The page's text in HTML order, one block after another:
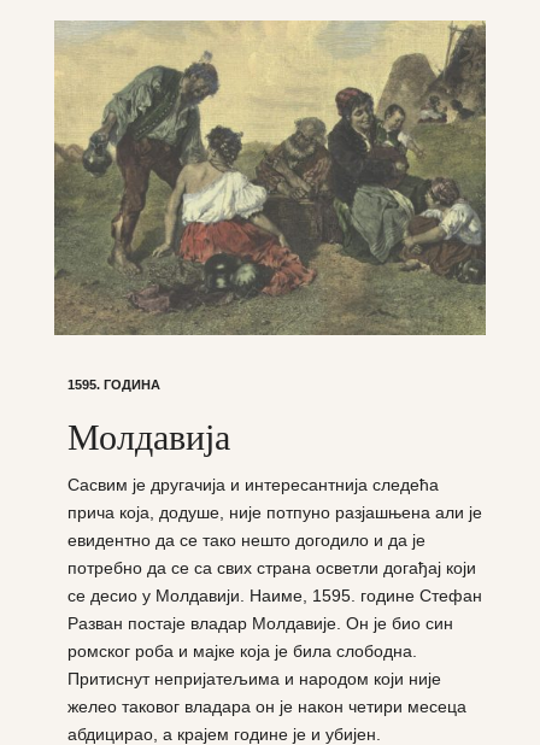
1595. ГОДИНА
Молдавија
Сасвим је другачија и интересантнија следећа
прича која, додуше, није потпуно разјашњена али је
евидентно да се тако нешто догодило и да је
потребно да се са свих страна осветли догађај који
се десио у Молдавији. Наиме, 1595. године Стефан
Разван постаје владар Молдавије. Он је био син
ромског роба и мајке која је била слободна.
Притиснут непријатељима и народом који није
желео таковог владара он је након четири месеца
абдицирао, а крајем године је и убијен.